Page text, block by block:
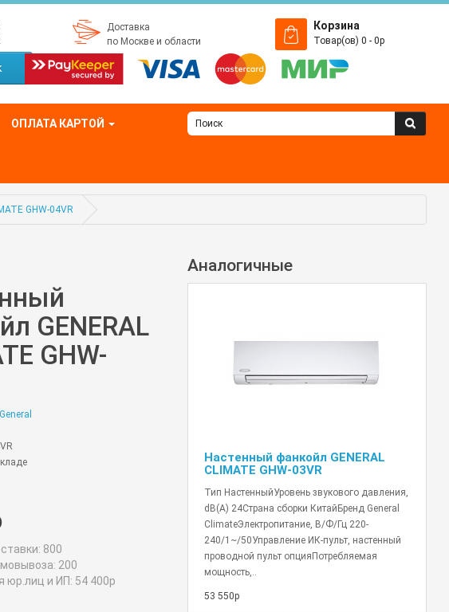
Доставка
по Москве и области
Корзина
Товар(ов) 0 - 0р
ОПЛАТА КАРТОЙ
GHW-04VR
GENERAL
GHW-
General
800
200
юр.лиц и ИП: 54 400р
Аналогичные
Настенный фанкойл GENERAL
CLIMATE GHW-03VR
Тип НастенныйУровень звукового давления,
dB(A) 24Страна сборки КитайБренд General
ClimateЭлектропитание, В/Ф/Гц 220-
240/1~/50Управление ИК-пульт, настенный
проводной пульт опцияПотребляемая
мощность,..
53 550р